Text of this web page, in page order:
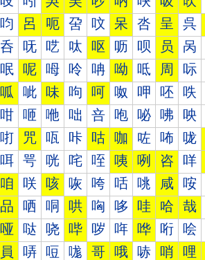
呁 呂 呃 呄 呅 呆 呇 呈 呉
呑 呒 呓 呔 呕 呖 呗 员 呙
呡 呢 呣 呤 呥 呦 呧 周 呩
呱 呲 味 呴 呵 呶 呷 呸 呹
咁 咂 咃 咄 咅 咆 咇 咈 咉
咑 咒 咓 咔 咕 咖 咗 咘 咙
咡 咢 咣 咤 咥 咦 咧 咨 咩
咱 咲 咳 咴 咵 咶 咷 咸 咹
品 哂 哃 哄 哅 哆 哇 哈 哉
哑 哒 哓 哔 哕 哖 哗 哘 哙
員 哢 哣 哤 哥 哦 哧 哨 哩